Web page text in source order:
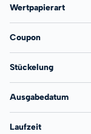
Wertpapierart
Coupon
Stückelung
Ausgabedatum
Laufzeit